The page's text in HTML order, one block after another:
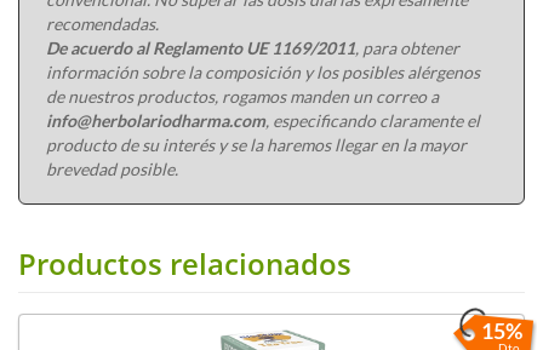
recomendadas.
De acuerdo al Reglamento UE 1169/2011, para obtener
información sobre la composición y los posibles alérgenos
de nuestros productos, rogamos manden un correo a
info@herbolariodharma.com, especificando claramente el
producto de su interés y se la haremos llegar en la mayor
brevedad posible.
Productos relacionados
15%